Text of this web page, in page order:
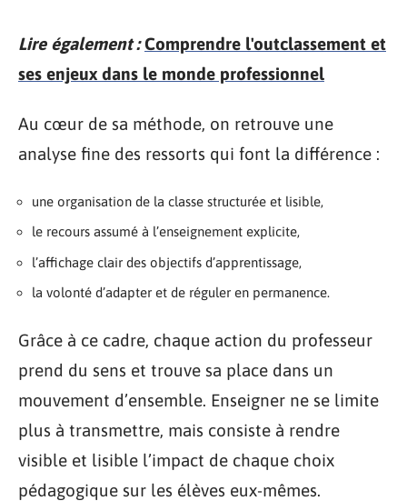
Lire également : Comprendre l'outclassement et
ses enjeux dans le monde professionnel
Au cœur de sa méthode, on retrouve une
analyse fine des ressorts qui font la différence :
une organisation de la classe structurée et lisible,
le recours assumé à l’enseignement explicite,
l’affichage clair des objectifs d’apprentissage,
la volonté d’adapter et de réguler en permanence.
Grâce à ce cadre, chaque action du professeur
prend du sens et trouve sa place dans un
mouvement d’ensemble. Enseigner ne se limite
plus à transmettre, mais consiste à rendre
visible et lisible l’impact de chaque choix
pédagogique sur les élèves eux-mêmes.